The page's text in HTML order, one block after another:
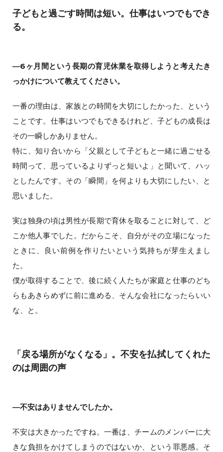
子どもと過ごす時間は短い。仕事はいつでもでき
る。
―6ヶ月間という長期の育児休業を取得しようと考えたき
っかけについて教えてください。
一番の理由は、家族との時間を大切にしたかった、という
ことです。仕事はいつでもできるけれど、子どもの成長は
その一瞬しかありません。
特に、知り合いから「父親として子どもと一緒に過ごせる
時間って、思っているよりずっと短いよ」と聞いて、ハッ
としたんです。その「瞬間」を何よりも大切にしたい、と
思いました。
実は独身の頃は男性が長期で育休を取ることに対して、ど
こか他人事でした。だからこそ、自分がその立場になった
ときに、良い前例を作りたいという気持ちが芽生えまし
た。
僕が取得することで、後に続く人たちが家庭と仕事のどち
らもあきらめずに前に進める、そんな会社になったらいい
な、と。
「戻る場所がなくなる」。不安を払拭してくれた
のは周囲の声
―不安はありませんでしたか。
不安は大きかったですね。一番は、チームのメンバーに大
きな負担をかけてしまうのではないか、という罪悪感。そ